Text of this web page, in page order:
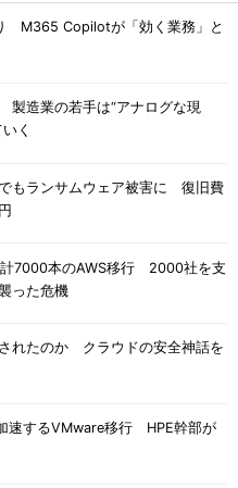
M365 Copilotが「効く業務」と
製造業の若手は“アナログな現
く
もランサムウェア被害に 復旧費
計7000本のAWS移行 2000社を支
った危機
れたのか クラウドの安全神話を
速するVMware移行 HPE幹部が